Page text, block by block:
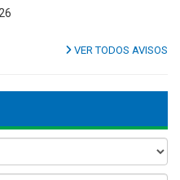
VER TODOS AVISOS